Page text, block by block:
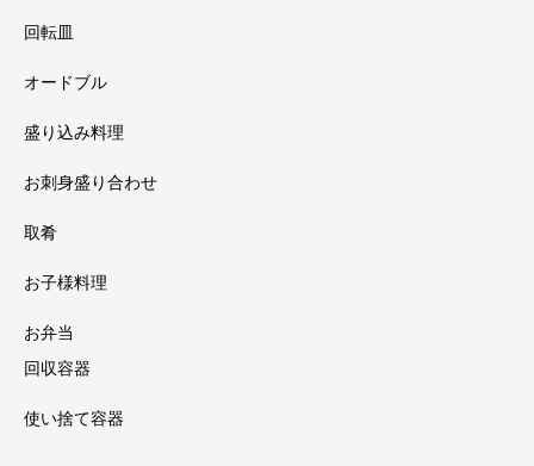
回転皿
オードブル
盛り込み料理
お刺身盛り合わせ
取肴
お子様料理
お弁当
回収容器
使い捨て容器